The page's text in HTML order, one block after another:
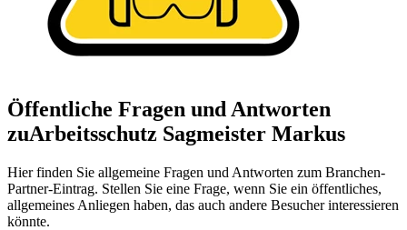
Öffentliche Fragen und Antworten
zuArbeitsschutz Sagmeister Markus
Hier finden Sie allgemeine Fragen und Antworten zum Branchen-
Partner-Eintrag. Stellen Sie eine Frage, wenn Sie ein öffentliches,
allgemeines Anliegen haben, das auch andere Besucher interessieren
könnte.